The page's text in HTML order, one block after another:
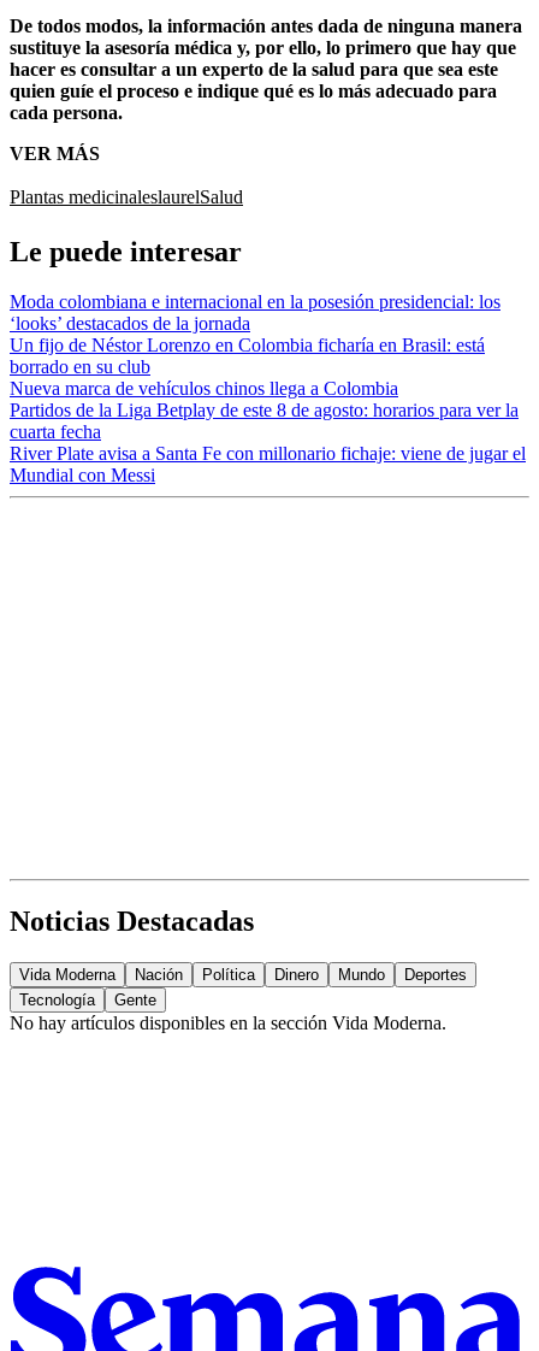
De todos modos, la información antes dada de ninguna manera
sustituye la asesoría médica y, por ello, lo primero que hay que
hacer es consultar a un experto de la salud para que sea este
quien guíe el proceso e indique qué es lo más adecuado para
cada persona.
VER MÁS
Plantas medicinaleslaurelSalud
Le puede interesar
Moda colombiana e internacional en la posesión presidencial: los
‘looks’ destacados de la jornada
Un fijo de Néstor Lorenzo en Colombia ficharía en Brasil: está
borrado en su club
Nueva marca de vehículos chinos llega a Colombia
Partidos de la Liga Betplay de este 8 de agosto: horarios para ver la
cuarta fecha
River Plate avisa a Santa Fe con millonario fichaje: viene de jugar el
Mundial con Messi
Noticias Destacadas
Vida Moderna Nación Política Dinero Mundo
Deportes
Tecnología
Gente
No hay artículos disponibles en la sección Vida Moderna.